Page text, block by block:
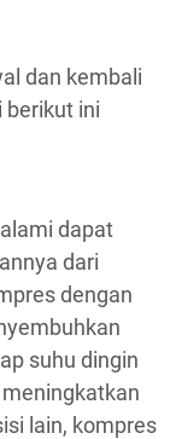
dan kembali
berikut ini
dapat
dari
dengan
suhu dingin
lain, kompres